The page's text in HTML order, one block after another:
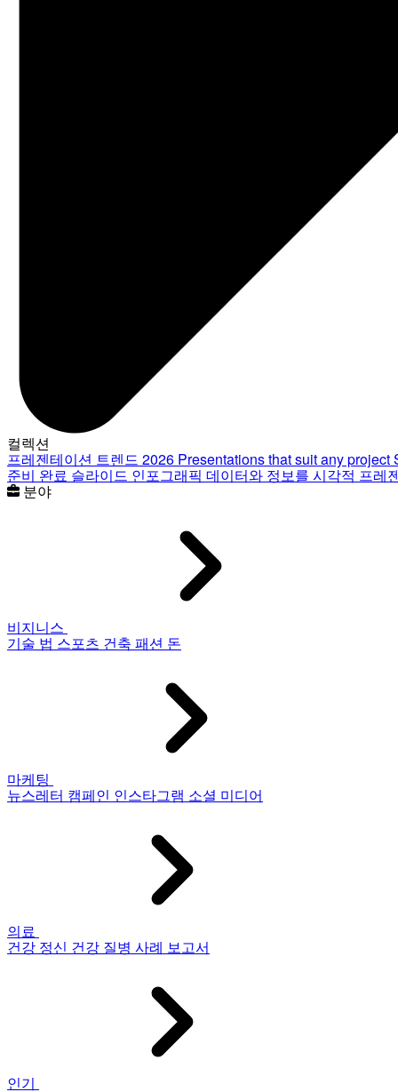
컬렉션
프레젠테이션 트렌드 2026 Presentations that suit any project
준비 완료 슬라이드 인포그래픽 데이터와 정보를 시각적 프레
분야
비지니스
기술 법 스포츠 건축 패션 돈
마케팅
뉴스레터 캠페인 인스타그램 소셜 미디어
의료
건강 정신 건강 질병 사례 보고서
인기